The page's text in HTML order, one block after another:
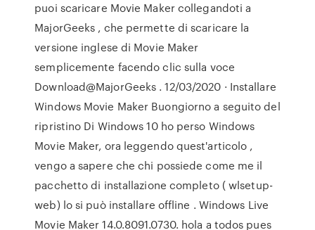
puoi scaricare Movie Maker collegandoti a
MajorGeeks , che permette di scaricare la
versione inglese di Movie Maker
semplicemente facendo clic sulla voce
Download@MajorGeeks . 12/03/2020 · Installare
Windows Movie Maker Buongiorno a seguito del
ripristino Di Windows 10 ho perso Windows
Movie Maker, ora leggendo quest'articolo ,
vengo a sapere che chi possiede come me il
pacchetto di installazione completo ( wlsetup-
web) lo si può installare offline . Windows Live
Movie Maker 14.0.8091.0730. hola a todos pues